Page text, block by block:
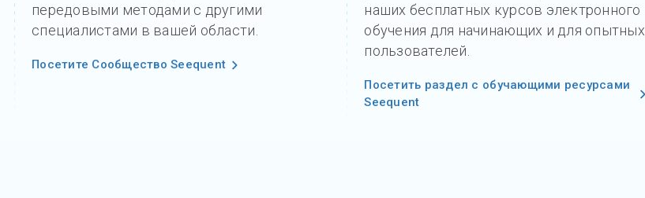
передовыми методами с другими
специалистами в вашей области.
Посетите Сообщество Seequent
наших бесплатных курсов электронного
обучения для начинающих и для опытных
пользователей.
Посетить раздел с обучающими ресурсами
Seequent